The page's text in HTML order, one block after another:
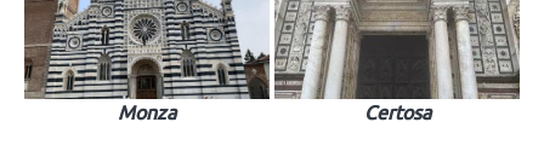
Monza Certosa